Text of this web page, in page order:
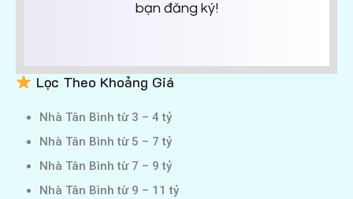
bạn đăng ký!
Lọc Theo Khoảng Giá
Nhà Tân Bình từ 3 – 4 tỷ
Nhà Tân Bình từ 5 – 7 tỷ
Nhà Tân Bình từ 7 – 9 tỷ
Nhà Tân Bình từ 9 – 11 tỷ